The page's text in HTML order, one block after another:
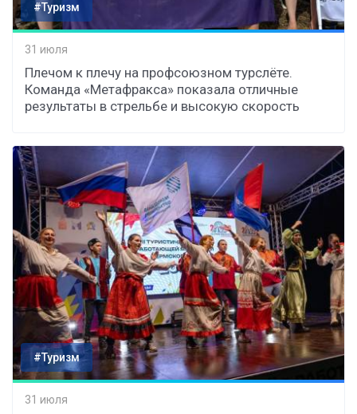
#Туризм
31 июля
Плечом к плечу на профсоюзном турслёте.
Команда «Метафракса» показала отличные
результаты в стрельбе и высокую скорость
#Туризм
31 июля